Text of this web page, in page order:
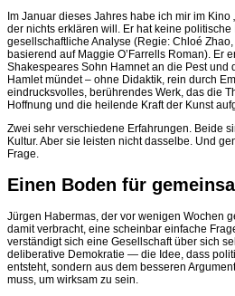
Im Januar dieses Jahres habe ich mir im Kino
der nichts erklären will. Er hat keine
gesellschaftliche Analyse (Regie: Chloé
basierend auf Maggie O’Farrells Roman). Er
Shakespeares Sohn Hamnet an die Pest und
Hamlet mündet – ohne Didaktik, rein durch
eindrucksvolles, berührendes Werk, das die
Hoffnung und die heilende Kraft der Kunst
Zwei sehr verschiedene Erfahrungen. Beide
Kultur. Aber sie leisten nicht dasselbe. Und
Frage.
Einen Boden für
Jürgen Habermas, der vor wenigen Wochen
damit verbracht, eine scheinbar einfache
verständigt sich eine Gesellschaft über sich
deliberative Demokratie — die Idee, dass
entsteht, sondern aus dem besseren
muss, um wirksam zu sein.